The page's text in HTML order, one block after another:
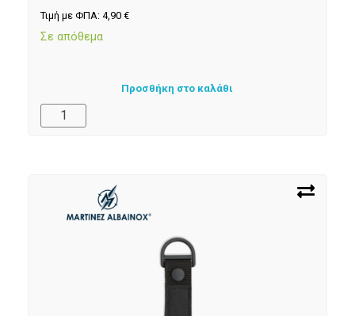
Τιμή με ΦΠΑ: 4,90 €
Σε απόθεμα
Προσθήκη στο καλάθι